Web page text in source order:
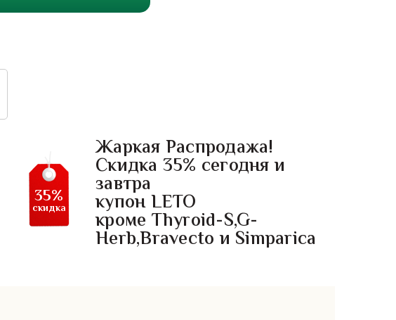
Жаркая Распродажа!
Скидка 35% сегодня и
завтра
купон LETO
кроме Thyroid-S,G-
Herb,Bravecto и Simparica
35%
скидка